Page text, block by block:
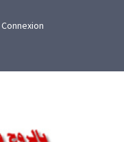
Connexion